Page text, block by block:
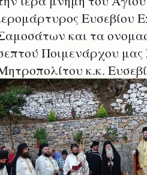
Ευσεβίου
και τα
Ποιμενάρχου
κ.κ.